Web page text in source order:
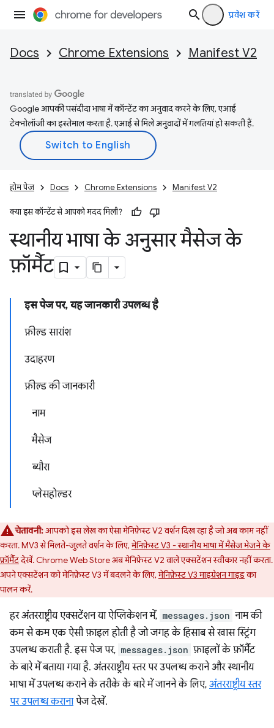
प्रवेश करें
Docs Chrome Extensions Manifest V2
Google आपकी पसंदीदा भाषा में कॉन्टेंट का अनुवाद करने के लिए, एआई
टेक्नोलॉजी का इस्तेमाल करता है. एआई से मिले अनुवादों में गलतियां हो सकती हैं.
होम पेज Docs Chrome Extensions Manifest V2
क्या इस कॉन्टेंट से आपको मदद मिली?
स्थानीय भाषा के अनुसार मैसेज के
फ़ॉर्मैट
इस पेज पर, यह जानकारी उपलब्ध है
फ़ील्ड सारांश
उदाहरण
फ़ील्ड की जानकारी
नाम
मैसेज
ब्यौरा
प्लेसहोल्डर
चेतावनी:आपको इस लेख का ऐसा मेनिफ़ेस्ट V2 वर्शन दिख रहा है जो अब काम नहीं
करता. MV3 से मिलते-जुलते वर्शन के लिए,मेनिफ़ेस्ट V3 - स्थानीय भाषा में मैसेज भेजने के
फ़ॉर्मैटदेखें. Chrome Web Store अब मेनिफ़ेस्ट V2 वाले एक्सटेंशन स्वीकार नहीं करता.
अपने एक्सटेंशन को मेनिफ़ेस्ट V3 में बदलने के लिए,मेनिफ़ेस्ट V3 माइग्रेशन गाइडका
पालन करें.
हर अंतरराष्ट्रीय एक्सटेंशन या ऐप्लिकेशन में, messages.json नाम की
कम से कम एक ऐसी फ़ाइल होती है जो जगह के हिसाब से खास स्ट्रिंग
उपलब्ध कराती है. इस पेज पर, messages.json फ़ाइलों के फ़ॉर्मैट
के बारे में बताया गया है. अंतरराष्ट्रीय स्तर पर उपलब्ध कराने और स्थानीय
भाषा में उपलब्ध कराने के तरीके के बारे में जानने के लिए, अंतरराष्ट्रीय स्तर
पर उपलब्ध करानापेज देखें.